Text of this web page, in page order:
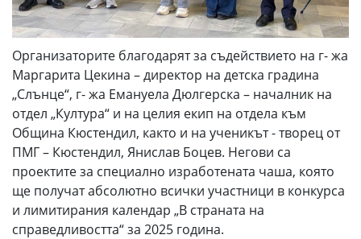
Организаторите благодарят за съдействието на г- жа
Маргарита Цекина – директор на детска градина
„Слънце“, г- жа Емануела Дюлгерска – началник на
отдел „Култура“ и на целия екип на отдела към
Община Кюстендил, както и на ученикът - творец от
ПМГ – Кюстендил, Янислав Боцев. Негови са
проектите за специално изработената чаша, която
ще получат абсолютно всички участници в конкурса
и лимитирания календар „В страната на
справедливостта“ за 2025 година.